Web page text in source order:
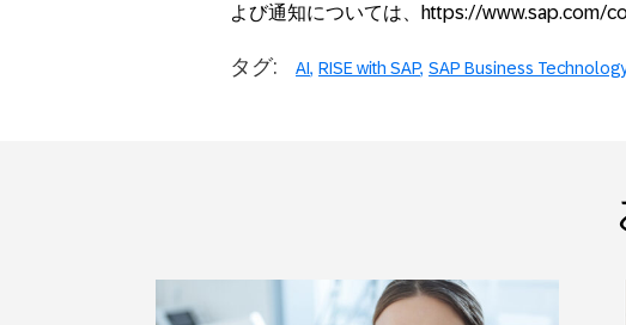
よび通知については、https://www.sap.com/
タグ: AI RISE with SAP SAP Business